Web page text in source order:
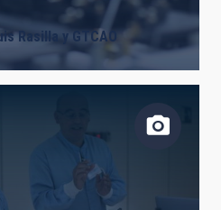
Rasilla y GTCAO